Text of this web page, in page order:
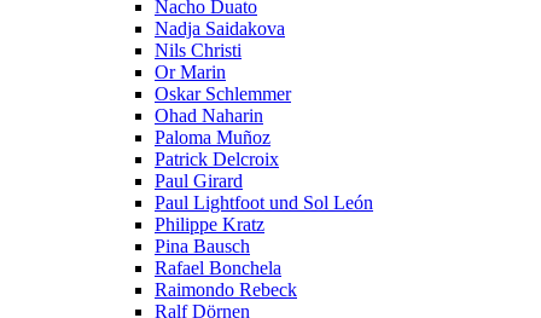
Nacho Duato
Nadja Saidakova
Nils Christi
Or Marin
Oskar Schlemmer
Ohad Naharin
Paloma Muñoz
Patrick Delcroix
Paul Girard
Paul Lightfoot und Sol León
Philippe Kratz
Pina Bausch
Rafael Bonchela
Raimondo Rebeck
Ralf Dörnen